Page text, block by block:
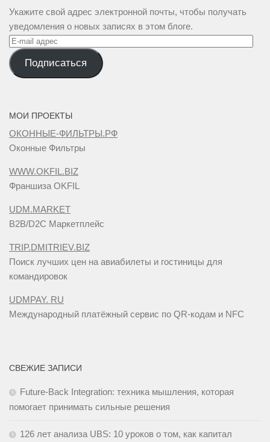
Укажите свой адрес электронной почты, чтобы получать
уведомления о новых записях в этом блоге.
E-
mail
адрес
Подписаться
МОИ ПРОЕКТЫ
ОКОННЫЕ-ФИЛЬТРЫ.РФ
Оконные Фильтры
WWW.OKFIL.BIZ
Франшиза OKFIL
UDM.MARKET
B2B/D2C Маркетплейс
TRIP.DMITRIEV.BIZ
Поиск лучших цен на авиабилеты и гостиницы для
командировок
UDMPAY. RU
Международный платёжный сервис по QR-кодам и NFC
СВЕЖИЕ ЗАПИСИ
Future-Back Integration: техника мышления, которая
помогает принимать сильные решения
126 лет анализа UBS: 10 уроков о том, как капитал